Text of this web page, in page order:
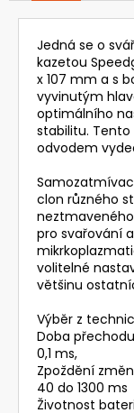
Jedná se o
kazetou
x 107 mm a s
vyvinutým
optimálního
stabilitu.
odvodem
clon různého
pro svařování
volitelné
většinu
Výběr z
Doba
0,1 ms,
Zpoždění
40 do 1300 ms
Životnost